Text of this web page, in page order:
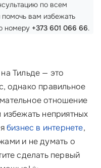
по всем
вам избежать
номеру +373 601 066 66.
Тильде — это
однако правильное
отношение
неприятных
бизнес в интернете,
и не думать о
сделать первый